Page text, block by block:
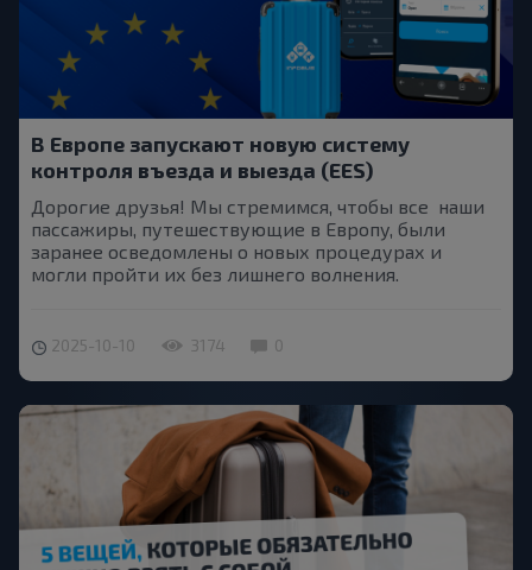
В Европе запускают новую систему
контроля въезда и выезда (EES)
Дорогие друзья! Мы стремимся, чтобы все наши
пассажиры, путешествующие в Европу, были
заранее осведомлены о новых процедурах и
могли пройти их без лишнего волнения.
2025-10-10 3174 0